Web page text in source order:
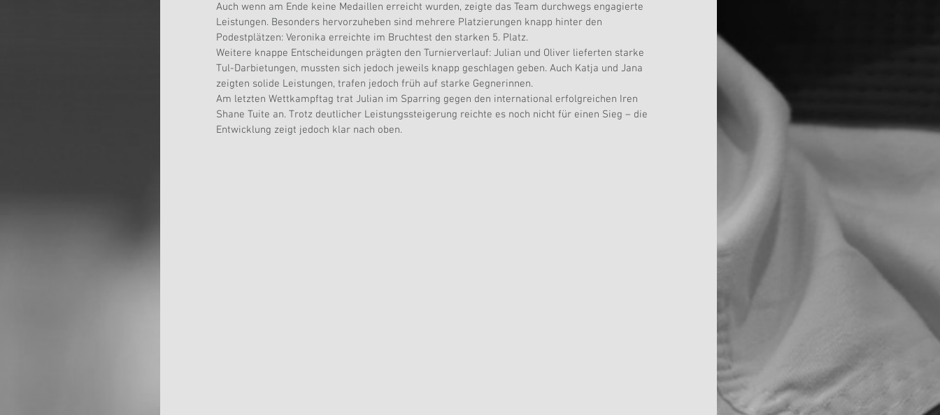
Auch wenn am Ende keine Medaillen erreicht wurden, zeigte das Team durchwegs engagierte
Leistungen. Besonders hervorzuheben sind mehrere Platzierungen knapp hinter den
Podestplätzen: Veronika erreichte im Bruchtest den starken 5. Platz.
Weitere knappe Entscheidungen prägten den Turnierverlauf: Julian und Oliver lieferten starke
Tul-Darbietungen, mussten sich jedoch jeweils knapp geschlagen geben. Auch Katja und Jana
zeigten solide Leistungen, trafen jedoch früh auf starke Gegnerinnen.
Am letzten Wettkampftag trat Julian im Sparring gegen den international erfolgreichen Iren
Shane Tuite an. Trotz deutlicher Leistungssteigerung reichte es noch nicht für einen Sieg – die
Entwicklung zeigt jedoch klar nach oben.